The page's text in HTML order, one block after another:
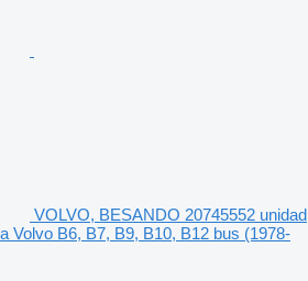
VOLVO, BESANDO 20745552 unidad
Volvo B6, B7, B9, B10, B12 bus (1978-